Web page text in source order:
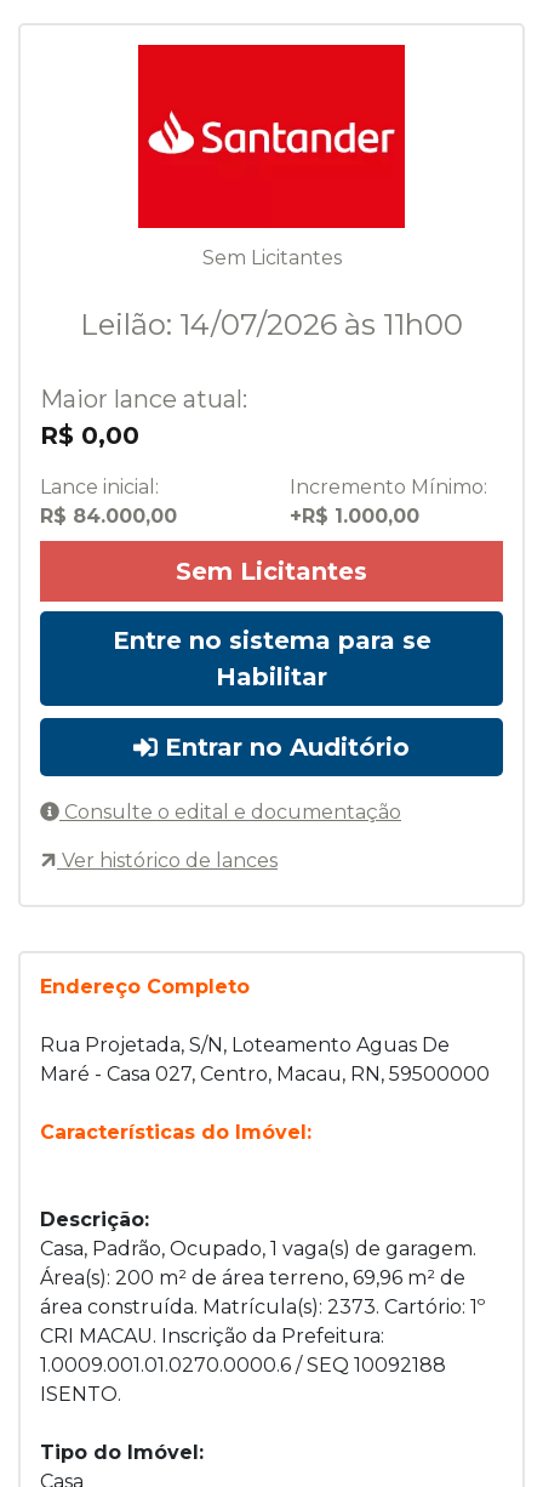
Endereço Completo
Rua Projetada, S/N, Loteamento Aguas De
Maré - Casa 027, Centro, Macau, RN, 59500000
Características do Imóvel:
Descrição:
Casa, Padrão, Ocupado, 1 vaga(s) de garagem.
Área(s): 200 m² de área terreno, 69,96 m² de
área construída. Matrícula(s): 2373. Cartório: 1º
CRI MACAU. Inscrição da Prefeitura:
1.0009.001.01.0270.0000.6 / SEQ 10092188
ISENTO.
Tipo do Imóvel:
Casa
Sem Licitantes
Leilão: 14/07/2026 às 11h00
Maior lance atual:
R$ 0,00
Lance inicial:
R$ 84.000,00
Incremento Mínimo:
+R$ 1.000,00
Sem Licitantes
Entre no sistema para se
Habilitar
Entrar no Auditório
Consulte o edital e documentação
Ver histórico de lances